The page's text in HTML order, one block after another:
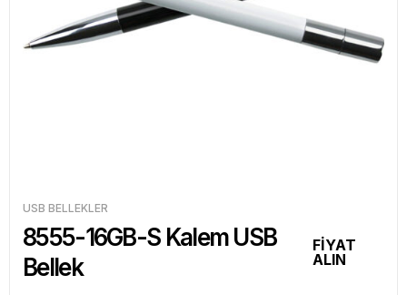
USB BELLEKLER
8555-16GB-S Kalem USB
Bellek
FİYAT
ALIN